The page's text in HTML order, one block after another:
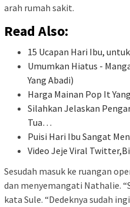
arah rumah sakit.
Read Also:
15 Ucapan Hari Ibu,
Umumkan Hiatus -
Yang Abadi)
Harga Mainan Pop It
Silahkan Jelaskan
Tua…
Puisi Hari Ibu Sangat
Video Jeje Viral
Sesudah masuk ke ruangan
dan menyemangati Nathalie.
kata Sule. “Dedeknya sudah